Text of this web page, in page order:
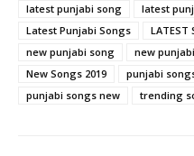
latest punjabi song
latest
Latest Punjabi Songs
LATEST
new punjabi song
new
New Songs 2019
punjabi
punjabi songs new
trending